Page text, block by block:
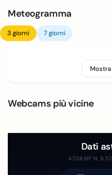
Meteogramma
3 giorni 7 giorni
Webcams più vicine
Dati
47.0836° N,